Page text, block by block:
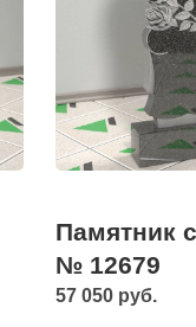
Памятник
№ 12679
57 050 руб.